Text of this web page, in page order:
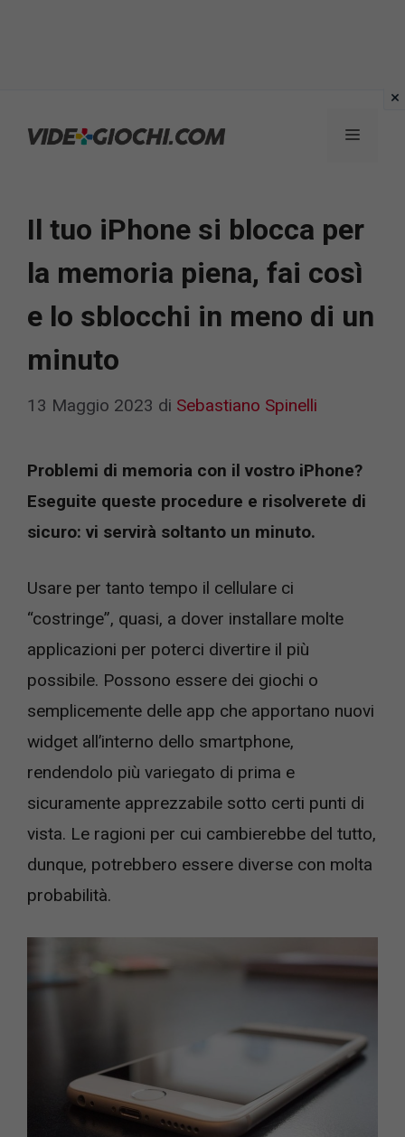
Menu
Il tuo iPhone si blocca per
la memoria piena, fai così
e lo sblocchi in meno di un
minuto
13 Maggio 2023 di Sebastiano Spinelli
Problemi di memoria con il vostro iPhone?
Eseguite queste procedure e risolverete di
sicuro: vi servirà soltanto un minuto.
Usare per tanto tempo il cellulare ci
“costringe”, quasi, a dover installare molte
applicazioni per poterci divertire il più
possibile. Possono essere dei giochi o
semplicemente delle app che apportano nuovi
widget all’interno dello smartphone,
rendendolo più variegato di prima e
sicuramente apprezzabile sotto certi punti di
vista. Le ragioni per cui cambierebbe del tutto,
dunque, potrebbero essere diverse con molta
probabilità.